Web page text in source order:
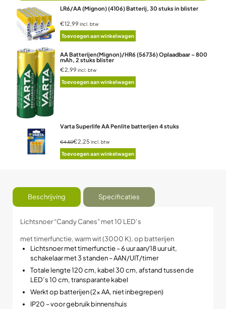
LR6/AA (Mignon) (4106) Batterij, 30 stuks in blister
€12,99incl. btw
Toevoegen aan winkelwagen
AA Batterijen(Mignon)/HR6 (56736) Oplaadbaar – 800
mAh, 2 stuks blister
€2,99incl. btw
Toevoegen aan winkelwagen
Varta Superlife AA Penlite batterijen 4 stuks
€4,50€2,25 incl. btw
Toevoegen aan winkelwagen
Beschrijving Specificaties
Lichtsnoer “Candy Canes” met 10 LED’s
met timerfunctie, warm wit (3000 K), op batterijen
Lichtsnoer met timerfunctie – 6 uur aan/18 uur uit,
schakelaar met 3 standen – AAN/UIT/timer
Totale lengte 120 cm, kabel 30 cm, afstand tussen de
LED’s 10 cm, transparante kabel
Werkt op batterijen (2x AA, niet inbegrepen)
IP20 – voor gebruik binnenshuis